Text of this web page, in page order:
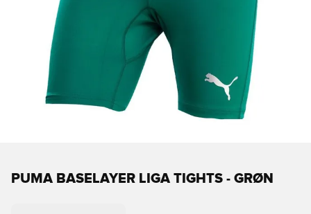
PUMA BASELAYER LIGA TIGHTS - GRØN